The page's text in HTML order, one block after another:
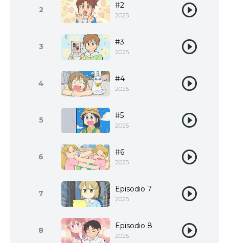
2 #2
2025
3 #3
2025
4 #4
2025
5 #5
2025
6 #6
2025
7 Episodio 7
2025
8 Episodio 8
2025